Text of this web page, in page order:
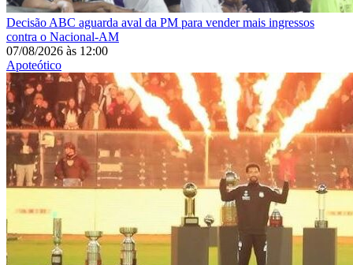
Decisão ABC aguarda aval da PM para vender mais ingressos
contra o Nacional-AM
07/08/2026 às 12:00
Apoteótico